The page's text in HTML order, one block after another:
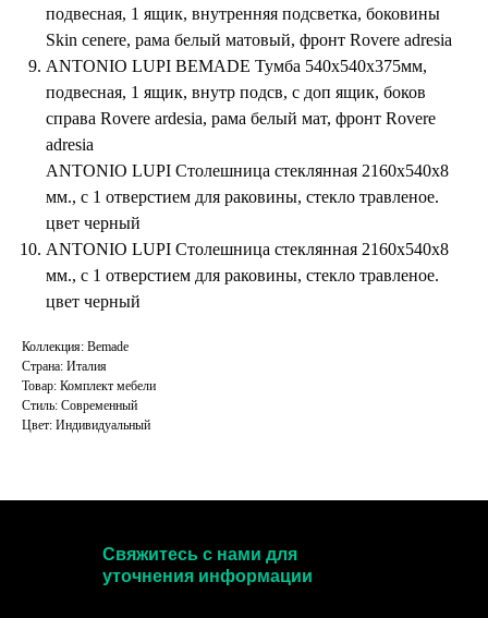
подвесная, 1 ящик, внутренняя подсветка, боковины
Skin cenere, рама белый матовый, фронт Rovere adresia
ANTONIO LUPI BEMADE Тумба 540х540х375мм,
подвесная, 1 ящик, внутр подсв, с доп ящик, боков
справа Rovere ardesia, рама белый мат, фронт Rovere
adresia
ANTONIO LUPI Столешница стеклянная 2160x540x8
мм., с 1 отверстием для раковины, стекло травленое.
цвет черный
ANTONIO LUPI Столешница стеклянная 2160x540x8
мм., с 1 отверстием для раковины, стекло травленое.
цвет черный
Коллекция: Bemade
Страна: Италия
Товар: Комплект мебели
Стиль: Современный
Цвет: Индивидуальный
Свяжитесь с нами для
уточнения информации